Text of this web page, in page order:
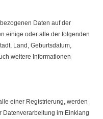
Daten auf der
einige oder alle der folgenden
Land, Geburtsdatum,
weitere Informationen
einer Registrierung, werden
Datenverarbeitung im Einklang